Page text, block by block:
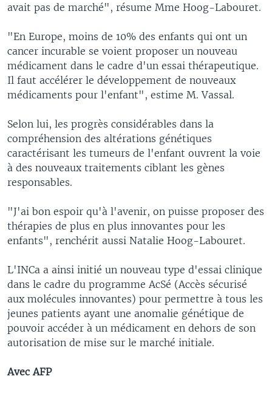
avait pas de marché", résume Mme Hoog-Labouret.
"En Europe, moins de 10% des enfants qui ont un
cancer incurable se voient proposer un nouveau
médicament dans le cadre d'un essai thérapeutique.
Il faut accélérer le développement de nouveaux
médicaments pour l'enfant", estime M. Vassal.
Selon lui, les progrès considérables dans la
compréhension des altérations génétiques
caractérisant les tumeurs de l'enfant ouvrent la voie
à des nouveaux traitements ciblant les gènes
responsables.
"J'ai bon espoir qu'à l'avenir, on puisse proposer des
thérapies de plus en plus innovantes pour les
enfants", renchérit aussi Natalie Hoog-Labouret.
L'INCa a ainsi initié un nouveau type d'essai clinique
dans le cadre du programme AcSé (Accès sécurisé
aux molécules innovantes) pour permettre à tous les
jeunes patients ayant une anomalie génétique de
pouvoir accéder à un médicament en dehors de son
autorisation de mise sur le marché initiale.
Avec AFP